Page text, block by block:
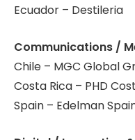
Ecuador – Destileria
Communications /
Chile – MGC Global
Costa Rica – PHD
Spain – Edelman